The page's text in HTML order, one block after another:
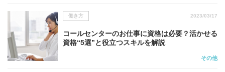
働き方 2023/03/17
コールセンターのお仕事に資格は必要？活かせる
資格“5選”と役立つスキルを解説
その他